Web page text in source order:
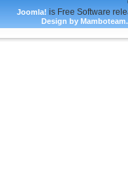
Joomla! is Free Software
Design by